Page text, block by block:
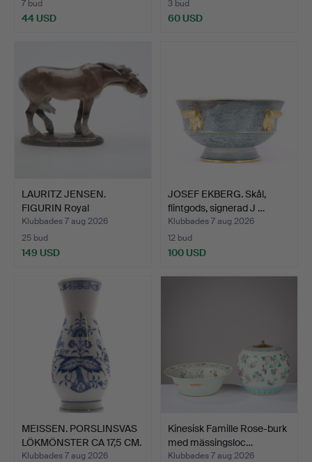
7 bud
44 USD
3 bud
60 USD
LAURITZ JENSEN.
FIGURIN Royal
Copenhagen.
Klubbades 7 aug 2026
25 bud
149 USD
JOSEF EKBERG. Skål,
flintgods, signerad J …
Klubbades 7 aug 2026
12 bud
100 USD
MEISSEN. PORSLINSVAS
LÖKMÖNSTER CA 17,5 CM.
Klubbades 7 aug 2026
Kinesisk Famille Rose-burk
med mässingsloc…
Klubbades 7 aug 2026